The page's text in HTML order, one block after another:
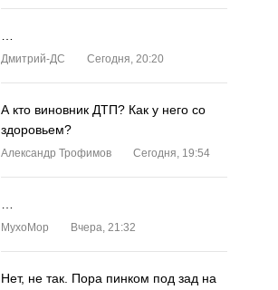
Дмитрий-ДС Сегодня, 20:20
А кто виновник ДТП? Как у него со
здоровьем?
Александр Трофимов Сегодня, 19:54
MyxoMop Вчера, 21:32
Нет, не так. Пора пинком под зад на